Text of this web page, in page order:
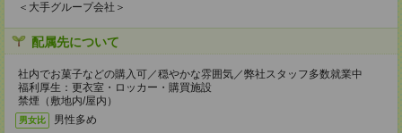
＜大手グループ会社＞
配属先について
社内でお菓子などの購入可／穏やかな雰囲気／弊社スタッフ多数就業中
福利厚生：更衣室・ロッカー・購買施設
禁煙（敷地内/屋内）
男女比 男性多め